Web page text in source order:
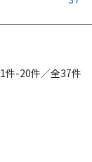
1件-20件／全37件